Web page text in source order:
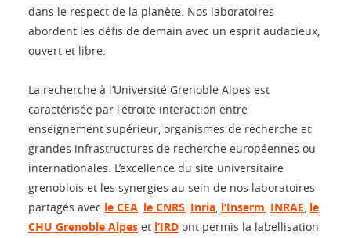
dans le respect de la planète. Nos laboratoires
abordent les défis de demain avec un esprit audacieux,
ouvert et libre.
La recherche à l’Université Grenoble Alpes est
caractérisée par l'étroite interaction entre
enseignement supérieur, organismes de recherche et
grandes infrastructures de recherche européennes ou
internationales. L’excellence du site universitaire
grenoblois et les synergies au sein de nos laboratoires
partagés avec le CEA, le CNRS, Inria, l’Inserm, INRAE, le
CHU Grenoble Alpes et l’IRD ont permis la labellisation